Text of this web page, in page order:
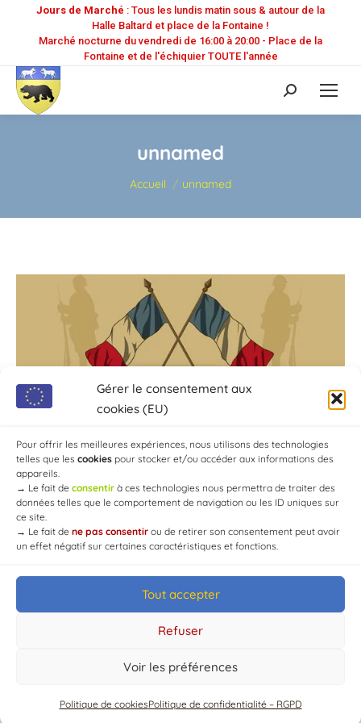
Gérer le consentement aux
cookies (EU)
Pour offrir les meilleures expériences, nous utilisons des technologies
telles que les cookies pour stocker et/ou accéder aux informations des
appareils.
→ Le fait de consentir à ces technologies nous permettra de traiter des
données telles que le comportement de navigation ou les ID uniques sur
ce site.
→ Le fait de ne pas consentir ou de retirer son consentement peut avoir
un effet négatif sur certaines caractéristiques et fonctions.
Tout accepter
Refuser
Voir les préférences
Politique de cookiesPolitique de confidentialité – RGPD
Jours de Marché : Tous les lundis matin sous & autour de la
Halle Baltard et place de la Fontaine !
Marché nocturne du vendredi de 16:00 à 20:00 - Place de la
Fontaine et de l'échiquier TOUTE l'année
Recherche
:
unnamed
Vous êtes ici :
Accueil unnamed
© Mairie de Chaource [2004-2024] | Tous droits réservés.
Developed byWEB3-DESIGN